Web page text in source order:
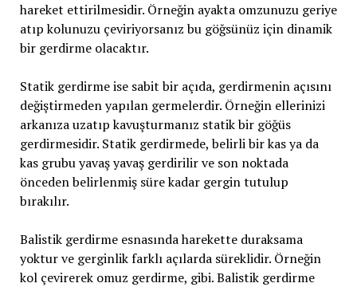
hareket ettirilmesidir. Örneğin ayakta omzunuzu geriye
atıp kolunuzu çeviriyorsanız bu göğsünüz için dinamik
bir gerdirme olacaktır.
Statik gerdirme ise sabit bir açıda, gerdirmenin açısını
değiştirmeden yapılan germelerdir. Örneğin ellerinizi
arkanıza uzatıp kavuşturmanız statik bir göğüs
gerdirmesidir. Statik gerdirmede, belirli bir kas ya da
kas grubu yavaş yavaş gerdirilir ve son noktada
önceden belirlenmiş süre kadar gergin tutulup
bırakılır.
Balistik gerdirme esnasında harekette duraksama
yoktur ve gerginlik farklı açılarda süreklidir. Örneğin
kol çevirerek omuz gerdirme, gibi. Balistik gerdirme